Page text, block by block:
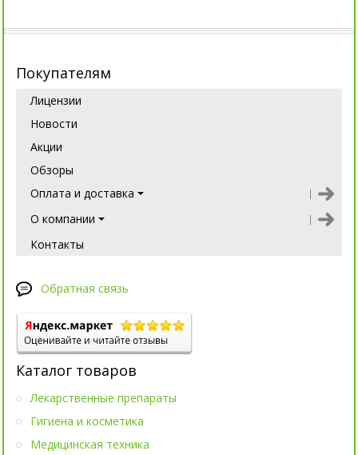
Покупателям
Лицензии
Новости
Акции
Обзоры
Оплата и доставка
О компании
Контакты
Обратная связь
Каталог товаров
Лекарственные препараты
Гигиена и косметика
Медицинская техника